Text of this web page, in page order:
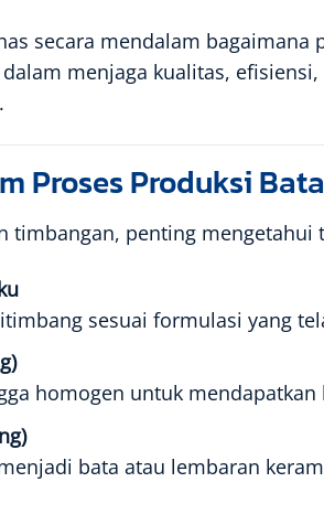
secara mendalam
menjaga kualitas,
Proses Produksi
timbangan, penting
sesuai formulasi yang
homogen untuk
bata atau lembaran